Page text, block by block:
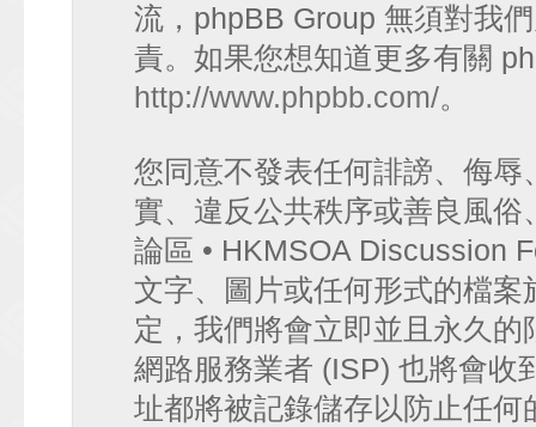
流，phpBB Group 無須對我
責。如果您想知道更多有關
http://www.phpbb.com/。
您同意不發表任何誹謗、侮
實、違反公共秩序或善良風
論區 • HKMSOA Discussion
文字、圖片或任何形式的檔
定，我們將會立即並且永久
網路服務業者 (ISP) 也將會收
址都將被記錄儲存以防止任